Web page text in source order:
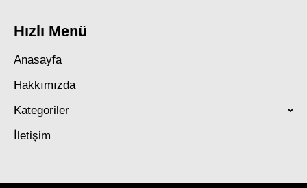
Hızlı Menü
Anasayfa
Hakkımızda
Kategoriler
İletişim